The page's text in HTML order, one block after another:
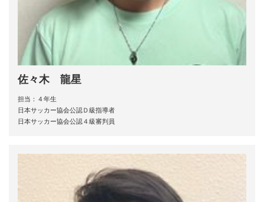
佐々木 龍星
担当：４年生
日本サッカー協会公認Ｄ級指導者
日本サッカー協会公認４級審判員